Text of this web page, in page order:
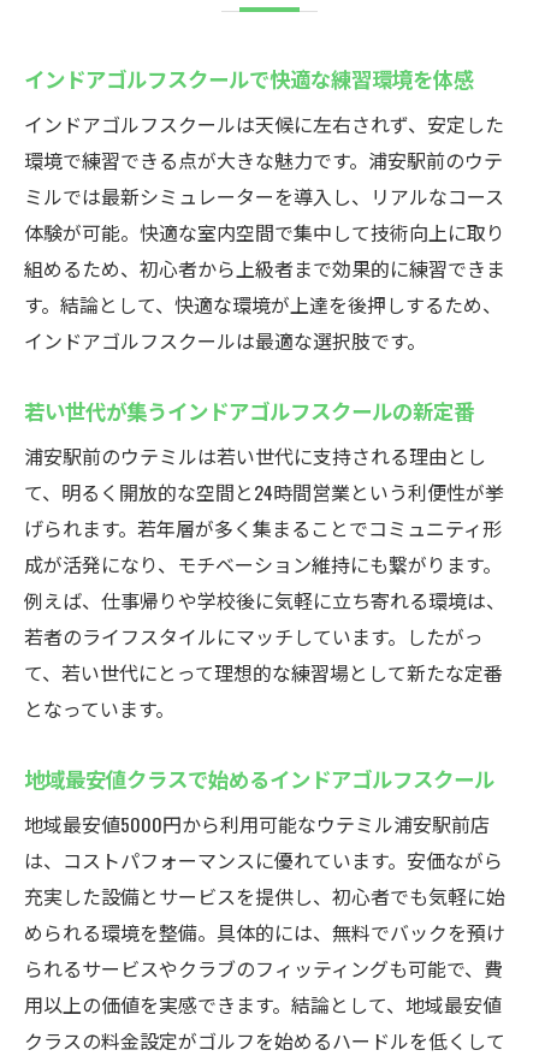
フスクール
市川や新浦安も注目するインドアゴルフス
クール
若い世代に人気のウテミルの秘密
インドアゴルフスクールが若年層に選ばれ
仕事帰りや深夜も通えるインドアゴルフス
世代を超えて楽しめるファミリーゴルフレ
ッスン
SNSで話題のインドアゴルフスクール体験談
初心者でも安心のインドアゴルフスクール
指導力
南行徳からも通いやすいインドアゴルフス
クール
24時間営業のインドアゴルフスクールとは
インドアゴルフスクールで自由な練習時間
深夜や早朝も対応するインドアゴルフスク
ールの魅力
忙しい方に最適なインドアゴルフスクール
の活用法
インドアゴルフスクールは予約もスムーズ
で便利
ベース浦安近隣のインドアゴルフスクール
インドアゴルフスクールで快適な練習環境を体感
インドアゴルフスクールは天候に左右されず、安定した
環境で練習できる点が大きな魅力です。浦安駅前のウテ
ミルでは最新シミュレーターを導入し、リアルなコース
体験が可能。快適な室内空間で集中して技術向上に取り
組めるため、初心者から上級者まで効果的に練習できま
す。結論として、快適な環境が上達を後押しするため、
インドアゴルフスクールは最適な選択肢です。
若い世代が集うインドアゴルフスクールの新定番
浦安駅前のウテミルは若い世代に支持される理由とし
て、明るく開放的な空間と24時間営業という利便性が挙
げられます。若年層が多く集まることでコミュニティ形
成が活発になり、モチベーション維持にも繋がります。
例えば、仕事帰りや学校後に気軽に立ち寄れる環境は、
若者のライフスタイルにマッチしています。したがっ
て、若い世代にとって理想的な練習場として新たな定番
となっています。
地域最安値クラスで始めるインドアゴルフスクール
地域最安値5000円から利用可能なウテミル浦安駅前店
は、コストパフォーマンスに優れています。安価ながら
充実した設備とサービスを提供し、初心者でも気軽に始
められる環境を整備。具体的には、無料でバックを預け
られるサービスやクラブのフィッティングも可能で、費
用以上の価値を実感できます。結論として、地域最安値
クラスの料金設定がゴルフを始めるハードルを低くして